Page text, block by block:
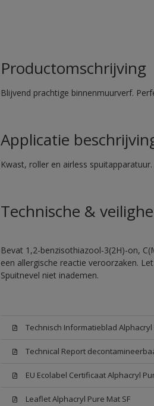
Productomschrijving
Blijvend prachtige binnenmuurverf.
Applicatie
Kwast, roller en airless spuitapparatuur.
Technische &
Bevat 1,2-benzisothiazool-3(2H)-on,
een allergische reactie veroorzaken.
Spuitnevel niet inademen.
Technisch Informatieblad Alphacryl
Technical Report
EU Ecolabel Certificaat Alphacryl
Leaflet Alphacryl Pure Mat SF